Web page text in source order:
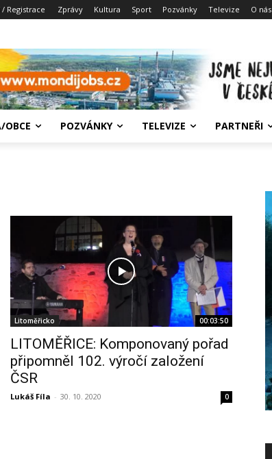
Registrace Zprávy Kultura Sport Pozvánky Televize O nás
OBCE POZVÁNKY TELEVIZE PARTNEŘI
Litoměřicko 00:03:50
LITOMĚŘICE: Komponovaný pořad
připomněl 102. výročí založení
ČSR
Lukáš Fíla - 30. 10. 2020 0